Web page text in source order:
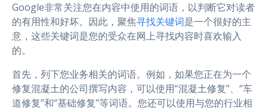
Google非常关注您在内容中使用的词语，以判断它对读者
的有用性和好坏。因此，聚焦寻找关键词是一个很好的主
意，这些关键词是您的受众在网上寻找内容时喜欢输入
的。
首先，列下您业务相关的词语。例如，如果您正在为一个
修复混凝土的公司撰写内容，可以使用“混凝土修复”、“车
道修复”和“基础修复”等词语。您还可以使用与您的行业相